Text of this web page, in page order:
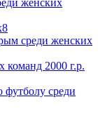
женских
среди женских
команд 2000 г.р.
среди